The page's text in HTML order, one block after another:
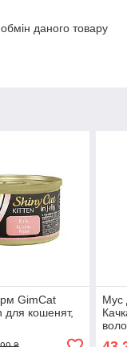
даного товару
GimCat
для кошенят,
Мус